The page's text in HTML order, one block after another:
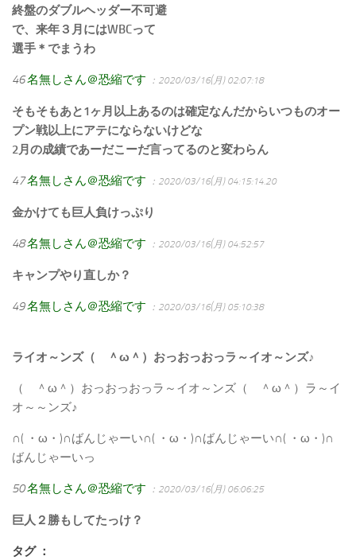
終盤のダブルヘッダー不可避
で、来年３月にはWBCって
選手＊でまうわ
46名無しさん＠恐縮です ：2020/03/16(月) 02:07:18
そもそもあと1ヶ月以上あるのは確定なんだからいつものオー
プン戦以上にアテにならないけどな
2月の成績であーだこーだ言ってるのと変わらん
47名無しさん＠恐縮です ：2020/03/16(月) 04:15:14.20
金かけても巨人負けっぷり
48名無しさん＠恐縮です ：2020/03/16(月) 04:52:57
キャンプやり直しか？
49名無しさん＠恐縮です ：2020/03/16(月) 05:10:38
ライオ～ンズ（ ＾ω＾）おっおっおっラ～イオ～ンズ♪
（ ＾ω＾）おっおっおっラ～イオ～ンズ（ ＾ω＾）ラ～イ
オ～～ンズ♪
∩( ・ω・)∩ばんじゃーい∩( ・ω・)∩ばんじゃーい∩( ・ω・)∩
ばんじゃーいっ
50名無しさん＠恐縮です ：2020/03/16(月) 06:06:25
巨人２勝もしてたっけ？
タグ ：